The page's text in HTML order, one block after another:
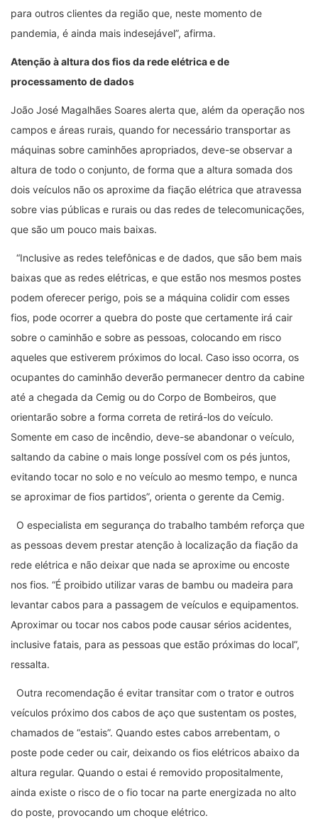
para outros clientes da região que, neste momento de
pandemia, é ainda mais indesejável”, afirma.
Atenção à altura dos fios da rede elétrica e de
processamento de dados
João José Magalhães Soares alerta que, além da operação nos
campos e áreas rurais, quando for necessário transportar as
máquinas sobre caminhões apropriados, deve-se observar a
altura de todo o conjunto, de forma que a altura somada dos
dois veículos não os aproxime da fiação elétrica que atravessa
sobre vias públicas e rurais ou das redes de telecomunicações,
que são um pouco mais baixas.
“Inclusive as redes telefônicas e de dados, que são bem mais
baixas que as redes elétricas, e que estão nos mesmos postes
podem oferecer perigo, pois se a máquina colidir com esses
fios, pode ocorrer a quebra do poste que certamente irá cair
sobre o caminhão e sobre as pessoas, colocando em risco
aqueles que estiverem próximos do local. Caso isso ocorra, os
ocupantes do caminhão deverão permanecer dentro da cabine
até a chegada da Cemig ou do Corpo de Bombeiros, que
orientarão sobre a forma correta de retirá-los do veículo.
Somente em caso de incêndio, deve-se abandonar o veículo,
saltando da cabine o mais longe possível com os pés juntos,
evitando tocar no solo e no veículo ao mesmo tempo, e nunca
se aproximar de fios partidos”, orienta o gerente da Cemig.
O especialista em segurança do trabalho também reforça que
as pessoas devem prestar atenção à localização da fiação da
rede elétrica e não deixar que nada se aproxime ou encoste
nos fios. “É proibido utilizar varas de bambu ou madeira para
levantar cabos para a passagem de veículos e equipamentos.
Aproximar ou tocar nos cabos pode causar sérios acidentes,
inclusive fatais, para as pessoas que estão próximas do local”,
ressalta.
Outra recomendação é evitar transitar com o trator e outros
veículos próximo dos cabos de aço que sustentam os postes,
chamados de “estais”. Quando estes cabos arrebentam, o
poste pode ceder ou cair, deixando os fios elétricos abaixo da
altura regular. Quando o estai é removido propositalmente,
ainda existe o risco de o fio tocar na parte energizada no alto
do poste, provocando um choque elétrico.